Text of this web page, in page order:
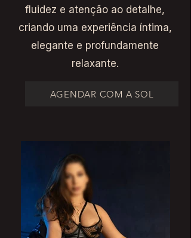
fluidez e atenção ao detalhe,
criando uma experiência íntima,
elegante e profundamente
relaxante.
AGENDAR COM A SOL